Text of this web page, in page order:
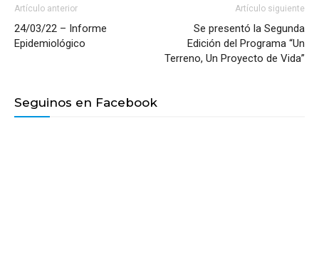
Artículo anterior
24/03/22 – Informe
Epidemiológico
Artículo siguiente
Se presentó la Segunda
Edición del Programa “Un
Terreno, Un Proyecto de Vida”
Seguinos en Facebook